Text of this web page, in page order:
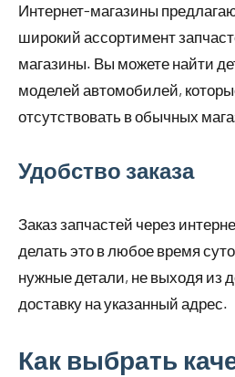
Интернет-магазины
широкий ассортимент
магазины. Вы можете найти
моделей автомобилей,
отсутствовать в обычных
Удобство заказа
Заказ запчастей через
делать это в любое время
нужные детали, не выходя из
доставку на указанный адрес.
Как выбрать